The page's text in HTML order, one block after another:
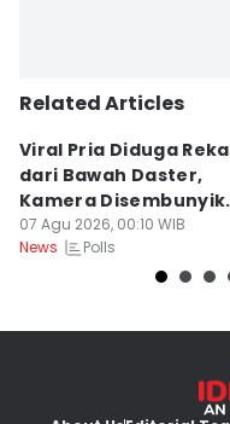
Related Articles
Viral Pria Diduga
dari Bawah Daster,
Kamera
di Sandal
07 Agu 2026, 00:10 WIB
News
Polls